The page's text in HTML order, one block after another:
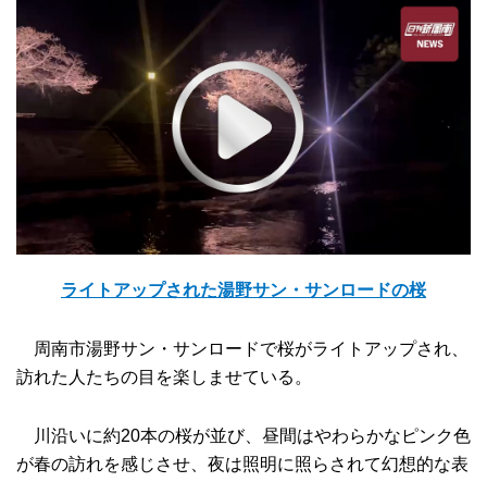
ライトアップされた湯野サン・サンロードの桜
周南市湯野サン・サンロードで桜がライトアップされ、
訪れた人たちの目を楽しませている。
川沿いに約20本の桜が並び、昼間はやわらかなピンク色
が春の訪れを感じさせ、夜は照明に照らされて幻想的な表